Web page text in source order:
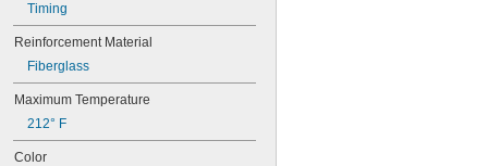
96XL025
96XL031
96XL037
100MXL012
100MXL025
100XL025
100XL037
Timing
Reinforcement Material
Fiberglass
Maximum Temperature
212° F
Color